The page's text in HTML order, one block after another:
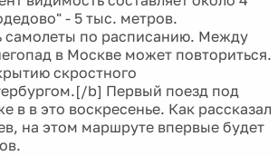
- 5 тыс. метров.
самолеты по расписанию. Между
в Москве может повториться.
скростного
b] Первый поезд под
в это воскресенье. Как рассказал
на этом маршруте впервые будет